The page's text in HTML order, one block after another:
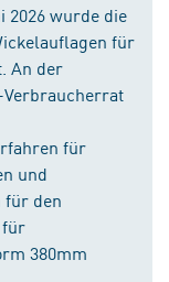
2026 wurde die
für
An der
für
und
für den
für
380mm